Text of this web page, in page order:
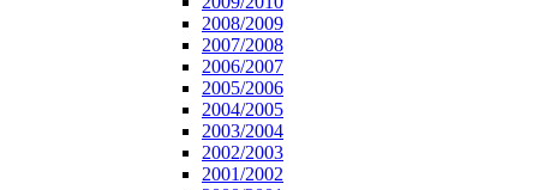
2008/2009
2007/2008
2006/2007
2005/2006
2004/2005
2003/2004
2002/2003
2001/2002